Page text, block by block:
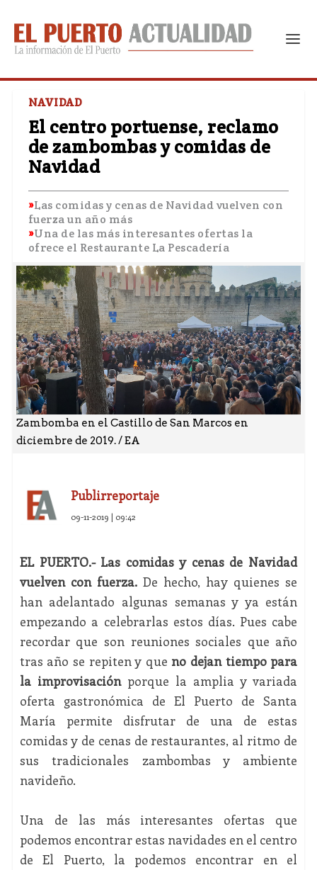
NAVIDAD
El centro portuense, reclamo
de zambombas y comidas de
Navidad
Las comidas y cenas de Navidad vuelven con
fuerza un año más
Una de las más interesantes ofertas la
ofrece el Restaurante La Pescadería
Zambomba en el Castillo de San Marcos en
diciembre de 2019. / EA
Publirreportaje
09-11-2019 | 09:42
EL PUERTO.- Las comidas y cenas de Navidad
vuelven con fuerza.De hecho, hay quienes se
han adelantado algunas semanas y ya están
empezando a celebrarlas estos días. Pues cabe
recordar que son reuniones sociales que año
tras año se repiten y que no dejan tiempo para
la improvisaciónporque la amplia y variada
oferta gastronómica de El Puerto de Santa
María permite disfrutar de una de estas
comidas y de cenas de restaurantes, al ritmo de
sus tradicionales zambombas y ambiente
navideño.
Una de las más interesantes ofertas que
podemos encontrar estas navidades en el centro
de El Puerto, la podemos encontrar en el